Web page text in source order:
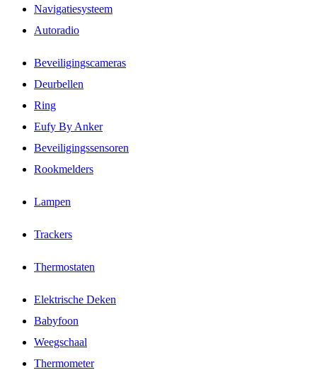
Navigatiesysteem
Autoradio
Beveiligingscameras
Deurbellen
Ring
Eufy By Anker
Beveiligingssensoren
Rookmelders
Lampen
Trackers
Thermostaten
Elektrische Deken
Babyfoon
Weegschaal
Thermometer